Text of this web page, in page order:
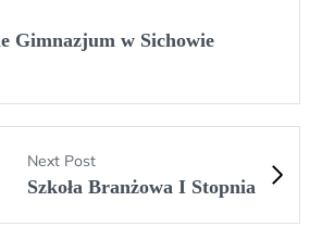
Gimnazjum w Sichowie
Next Post
Szkoła Branżowa I Stopnia